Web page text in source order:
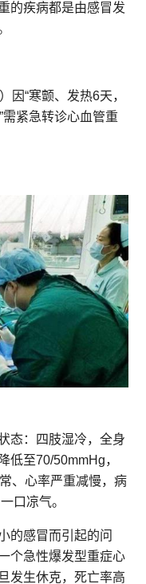
的疾病都是由感冒发
因“寒颤、发热6天，
紧急转诊心血管重
态：四肢湿冷，全身
低至70/50mmHg，
、心率严重减慢，病
口凉气。
的感冒而引起的问
个急性爆发型重症心
发生休克，死亡率高